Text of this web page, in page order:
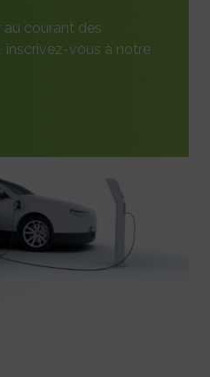
courant des
inscrivez-vous à notre